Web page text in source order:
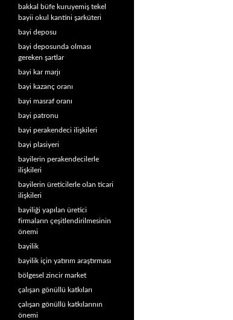
bakkal büfe kuruyemiş tekel
bayii okul kantini şarküteri
bayi deposu
bayi deposunda olması
gereken şartlar
bayi kar marjı
bayi kazanç oranı
bayi masraf oranı
bayi patronu
bayi perakendeci ilişkileri
bayi plasiyeri
bayilerin perakendecilerle
ilişkileri
bayilerin üreticilerle olan ticari
ilişkileri
bayiliği yapılan üretici
firmaların çeşitlendirilmesinin
önemi
bayilik
bayilik için yatırım araştırması
bölgesel zincir market
çalışan gönüllü katkıları
çalışan gönüllü katkılarının
önemi